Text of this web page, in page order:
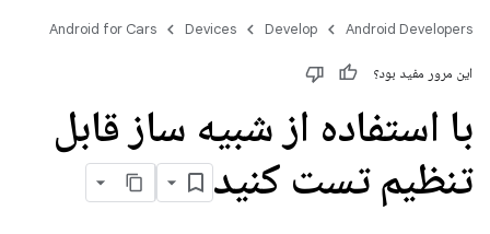
Android Developers
Develop
Devices
Android for Cars
این مرور مفید بود؟
با استفاده از شبیه ساز قابل
تنظیم تست کنید